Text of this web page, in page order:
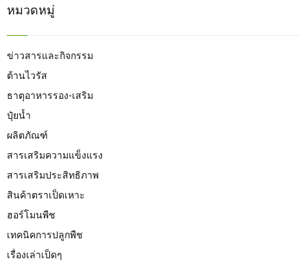
c
o
r
หมวดหมู่
ข่าวสารและกิจกรรม
ต้านไวรัส
ธาตุอาหารรอง-เสริม
ปุ๋ยน้ำ
ผลิตภัณฑ์
สารเสริมความแข็งแรง
สารเสริมประสิทธิภาพ
สินค้าตราเป็ดเหาะ
ฮอร์โมนพืช
เทคนิคการปลูกพืช
เรื่องเล่าเป็ดๆ